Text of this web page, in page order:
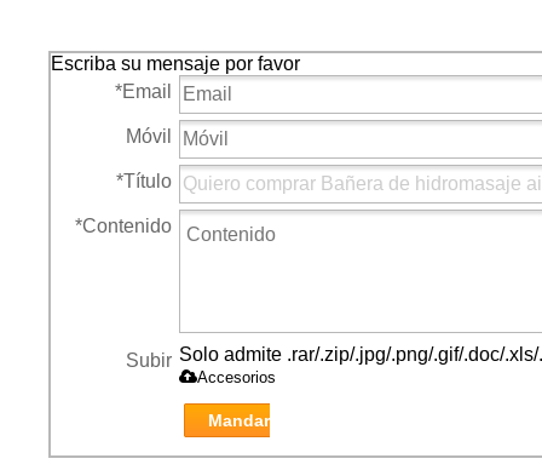
piscina
Escriba su mensaje por favor
*Email
Móvil
*Título
*Contenido
Subir Solo admite .rar/.zip/.jpg/.png/.gif/.doc/
Accesorios
Mandar